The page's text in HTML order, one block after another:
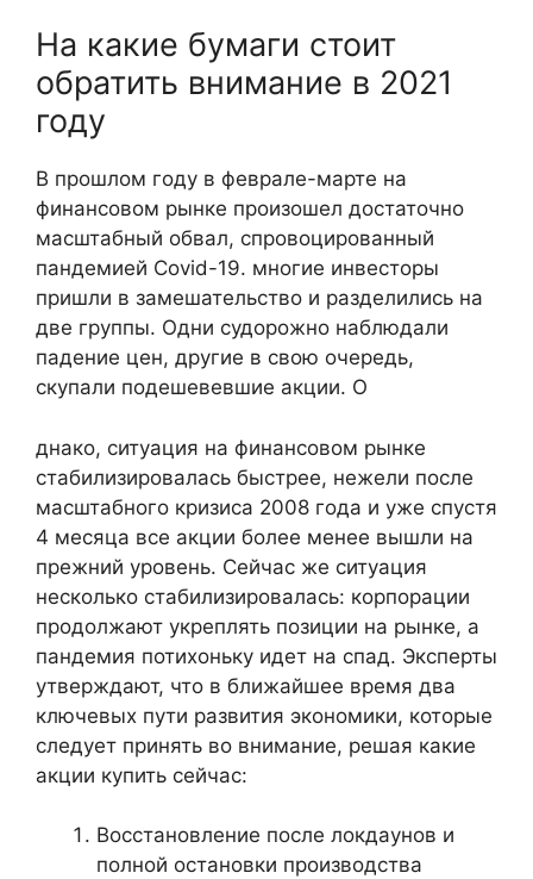
На какие бумаги стоит
обратить внимание в 2021
году
В прошлом году в феврале-марте на
финансовом рынке произошел достаточно
масштабный обвал, спровоцированный
пандемией Covid-19. многие инвесторы
пришли в замешательство и разделились на
две группы. Одни судорожно наблюдали
падение цен, другие в свою очередь,
скупали подешевевшие акции. О
днако, ситуация на финансовом рынке
стабилизировалась быстрее, нежели после
масштабного кризиса 2008 года и уже спустя
4 месяца все акции более менее вышли на
прежний уровень. Сейчас же ситуация
несколько стабилизировалась: корпорации
продолжают укреплять позиции на рынке, а
пандемия потихоньку идет на спад. Эксперты
утверждают, что в ближайшее время два
ключевых пути развития экономики, которые
следует принять во внимание, решая какие
акции купить сейчас:
Восстановление после локдаунов и
полной остановки производства